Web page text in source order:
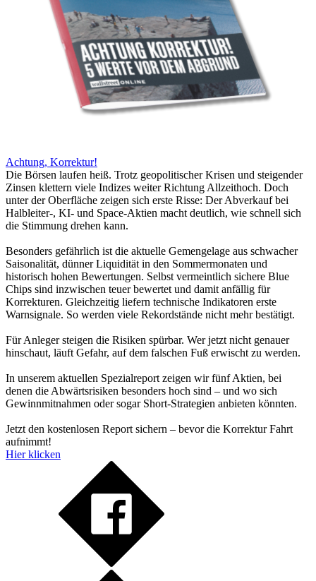
Achtung, Korrektur!
Die Börsen laufen heiß. Trotz geopolitischer Krisen und steigender
Zinsen klettern viele Indizes weiter Richtung Allzeithoch. Doch
unter der Oberfläche zeigen sich erste Risse: Der Abverkauf bei
Halbleiter-, KI- und Space-Aktien macht deutlich, wie schnell sich
die Stimmung drehen kann.
Besonders gefährlich ist die aktuelle Gemengelage aus schwacher
Saisonalität, dünner Liquidität in den Sommermonaten und
historisch hohen Bewertungen. Selbst vermeintlich sichere Blue
Chips sind inzwischen teuer bewertet und damit anfällig für
Korrekturen. Gleichzeitig liefern technische Indikatoren erste
Warnsignale. So werden viele Rekordstände nicht mehr bestätigt.
Für Anleger steigen die Risiken spürbar. Wer jetzt nicht genauer
hinschaut, läuft Gefahr, auf dem falschen Fuß erwischt zu werden.
In unserem aktuellen Spezialreport zeigen wir fünf Aktien, bei
denen die Abwärtsrisiken besonders hoch sind – und wo sich
Gewinnmitnahmen oder sogar Short-Strategien anbieten könnten.
Jetzt den kostenlosen Report sichern – bevor die Korrektur Fahrt
aufnimmt!
Hier klicken